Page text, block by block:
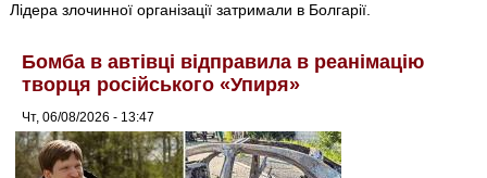
Лідера злочинної організації затримали в Болгарії.
Бомба в автівці відправила в реанімацію
творця російського «Упиря»
Чт, 06/08/2026 - 13:47